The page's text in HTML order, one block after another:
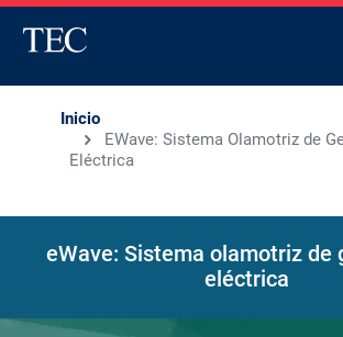
Inicio
EWave: Sistema Olamotriz de
Eléctrica
eWave: Sistema olamotriz de
eléctrica